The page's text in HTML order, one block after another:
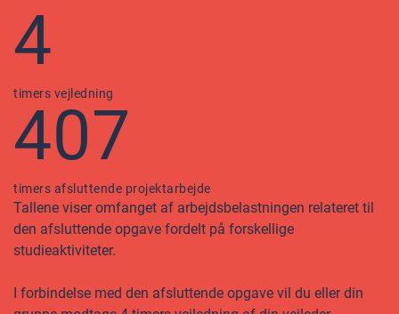
4
timers vejledning
407
timers afsluttende projektarbejde
Tallene viser omfanget af arbejdsbelastningen relateret til
den afsluttende opgave fordelt på forskellige
studieaktiviteter.
I forbindelse med den afsluttende opgave vil du eller din